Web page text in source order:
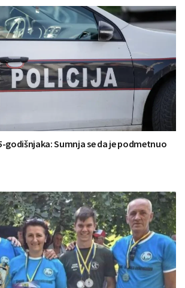
godišnjaka: Sumnja se da je podmetnuo